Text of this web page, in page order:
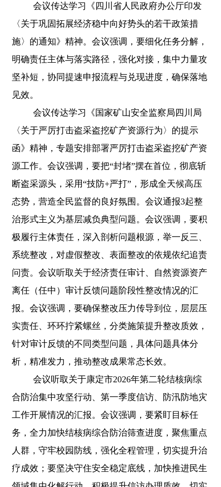
会议传达学习《四川省人民政府办公厅印发
〈关于巩固拓展经济稳中向好势头的若干政策措
施〉的通知》精神。会议强调，要细化任务分解，
明确责任主体与落实路径，强化对接，集中力量攻
坚补短，协同提速申报流程与兑现进度，确保落地
见效。
会议传达学习《国家矿山安全监察局四川局
〈关于严厉打击盗采盗挖矿产资源行为〉的提示
函》精神，专题安排部署严厉打击盗采盗挖矿产资
源工作。会议强调，要把“封堵”摆在首位，彻底斩
断盗采源头，采用“技防+严打”，形成全天候高压
态势，营造全民监督的良好氛围。会议通报3起整
治形式主义为基层减负典型问题。会议强调，要积
极履行主体责任，深入剖析问题根源，举一反三、
系统整改，对虚假整改、表面整改的依规依纪追责
问责。会议听取关于经济责任审计、自然资源资产
离任（任中）审计反馈问题阶段性整改情况的汇
报。会议强调，要确保整改压力传导到位，层层压
实责任、环环拧紧螺丝，分类施策提升整改质效，
针对审计反馈的不同类型问题，具体问题具体分
析，精准发力，推动整改成果常态长效。
会议听取关于康定市2026年第二轮结核病综
合防治集中攻坚行动、第一季度信访、防汛防地灾
工作开展情况的汇报。会议强调，要紧盯目标任
务，全力加快结核病综合防治筛查进度，聚焦重点
人群，守牢校园防线，强化全程管理，切实提升治
疗成效；要坚决守住安全稳定底线，加快推进民生